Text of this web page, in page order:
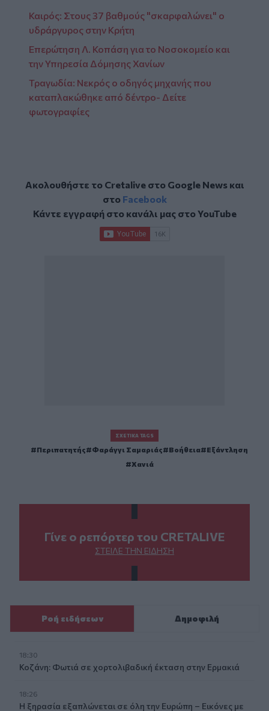
Καιρός: Στους 37 βαθμούς "σκαρφαλώνει" ο
υδράργυρος στην Κρήτη
Επερώτηση Λ. Κοπάση για το Νοσοκομείο και
την Υπηρεσία Δόμησης Χανίων
Τραγωδία: Νεκρός o οδηγός μηχανής που
καταπλακώθηκε από δέντρο- Δείτε
φωτογραφίες
Ακολουθήστε το Cretalive στο Google Newsκαι
στο Facebook
Κάντε εγγραφή στο κανάλι μας στοYouTube
ΣΧΕΤΙΚΆ TAGS
Περιπατητής Φαράγγι Σαμαριάς Βοήθεια
Εξάντληση
Χανιά
Γίνε ο ρεπόρτερ του CRETALIVE
ΣΤΕΊΛΕ ΤΗΝ ΕΊΔΗΣΗ
Ροή ειδήσεων Δημοφιλή
18:30
Κοζάνη: Φωτιά σε χορτολιβαδική έκταση στην Ερμακιά
18:26
Η ξηρασία εξαπλώνεται σε όλη την Ευρώπη – Εικόνες με